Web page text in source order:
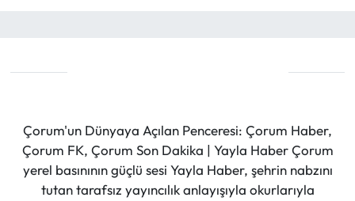
Çorum'un Dünyaya Açılan Penceresi: Çorum Haber,
Çorum FK, Çorum Son Dakika | Yayla Haber Çorum
yerel basınının güçlü sesi Yayla Haber, şehrin nabzını
tutan tarafsız yayıncılık anlayışıyla okurlarıyla